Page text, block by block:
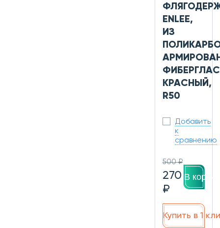
ENLEE,
ИЗ
КРАСНЫЙ,
R50
Добавить
к
сравнению
500 ₽
270
₽
В
Купить в 1